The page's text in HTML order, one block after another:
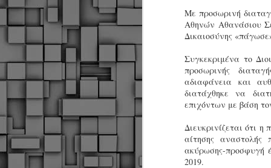
Με προσωρινή
Αθηνών Αθανάσιου
Δικαιοσύνης
Συγκεκριμένα το
προσωρινής
αδιαφάνεια και
διατάχθηκε να
επιχόντων με βάση
Διευκρινίζεται ότι
αίτησης
ακύρωσης-προσφυγή
2019.
19